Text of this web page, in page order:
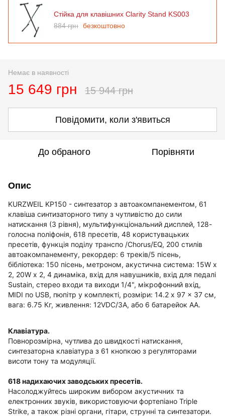
Стійка для клавішних Clarity Stand KS003
884 грн безкоштовно
Немає в наявності
15 649 грн 15 944 грн
Повідомити, коли з'явиться
До обраного Порівняти
Опис
KURZWEIL KP150 - синтезатор з автоакомпанементом, 61
клавіша синтизаторного типу з чутливістю до сили
натискання (3 рівня), мультифункціональний дисплей, 128-
голосна поліфонія, 618 пресетів, 48 користувацьких
пресетів, функція поділу транспо /Chorus/EQ, 200 стилів
автоакомпанементу, рекордер: 6 треків/5 пісень,
бібліотека: 150 пісень, метроном, акустична система: 15W x
2, 20W x 2, 4 динаміка, вхід для навушників, вхід для педалі
Sustain, стерео входи та виходи 1/4", мікрофонний вхід,
MIDI по USB, пюпітр у комплекті, розміри: 14.2 x 97 x 37 см,
вага: 6.75 Кг, живлення: 12VDC/3A, або 6 батарейок AA.
Клавіатура.
Повнорозмірна, чутлива до швидкості натискання,
синтезаторна клавіатура з 61 кнопкою з регуляторами
висоти тону та модуляції.
618 надихаючих заводських пресетів.
Насолоджуйтесь широким вибором акустичних та
електронних звуків, використовуючи фортепіано Triple
Strike, а також різні органи, гітари, струнні та синтезатори.